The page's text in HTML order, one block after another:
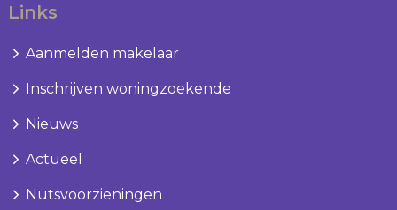
Links
Aanmelden makelaar
Inschrijven woningzoekende
Nieuws
Actueel
Nutsvoorzieningen